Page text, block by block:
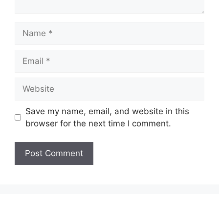
Save my name, email, and website in this
browser for the next time I comment.